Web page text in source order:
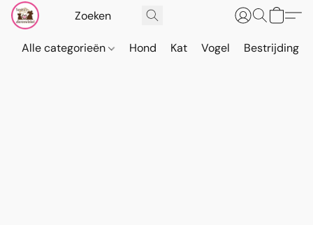
Alle categorieën Hond Kat Vogel Bestrijding